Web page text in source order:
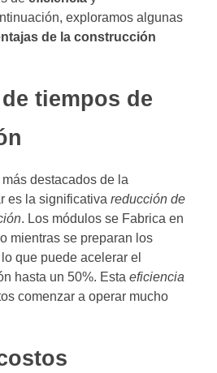
exploramos algunas
de la construcción
tiempos de
destacados de la
es la significativa reducción de
. Los módulos se Fabrica en
mientras se preparan los
que puede acelerar el
hasta un 50%. Esta eficiencia
comenzar a operar mucho